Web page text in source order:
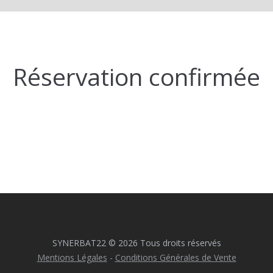
Réservation confirmée
SYNERBAT22 © 2026 Tous droits réservés
Mentions Légales - Conditions Générales de Vente